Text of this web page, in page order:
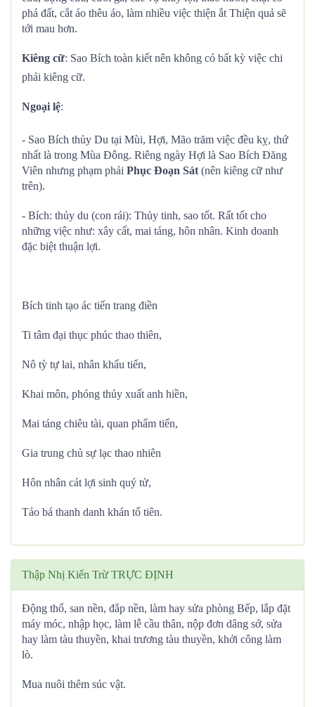
phá đất, cắt áo thêu áo, làm nhiều việc thiện ắt Thiện quả sẽ
tới mau hơn.
Kiêng cữ: Sao Bích toàn kiết nên không có bất kỳ việc chi
phải kiêng cữ.
Ngoại lệ:
- Sao Bích thủy Du tại Mùi, Hợi, Mão trăm việc đều kỵ, thứ
nhất là trong Mùa Đông. Riêng ngày Hợi là Sao Bích Đăng
Viên nhưng phạm phải Phục Đoạn Sát (nên kiêng cữ như
trên).
- Bích: thủy du (con rái): Thủy tinh, sao tốt. Rất tốt cho
những việc như: xây cất, mai táng, hôn nhân. Kinh doanh
đặc biệt thuận lợi.
Bích tinh tạo ác tiến trang điền
Ti tâm đại thục phúc thao thiên,
Nô tỳ tự lai, nhân khẩu tiến,
Khai môn, phóng thủy xuất anh hiền,
Mai táng chiêu tài, quan phẩm tiến,
Gia trung chủ sự lạc thao nhiên
Hôn nhân cát lợi sinh quý tử,
Tảo bá thanh danh khán tổ tiên.
Thập Nhị Kiến Trừ TRỰC ĐỊNH
Động thổ, san nền, đắp nền, làm hay sửa phòng Bếp, lắp đặt
máy móc, nhập học, làm lễ cầu thân, nộp đơn dâng sớ, sửa
hay làm tàu thuyền, khai trương tàu thuyền, khởi công làm
lò.
Mua nuôi thêm súc vật.